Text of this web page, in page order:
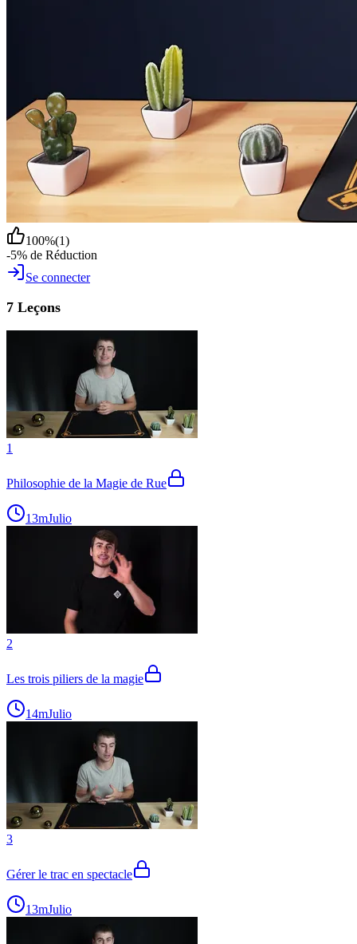
100%(1)
-5% de Réduction
Se connecter
7 Leçons
1
Philosophie de la Magie de Rue
13mJulio
2
Les trois piliers de la magie
14mJulio
3
Gérer le trac en spectacle
13mJulio